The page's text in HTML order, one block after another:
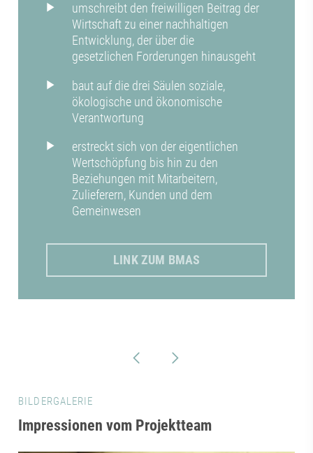
umschreibt den freiwilligen Beitrag der
Wirtschaft zu einer nachhaltigen
Entwicklung, der über die
gesetzlichen Forderungen hinausgeht
baut auf die drei Säulen soziale,
ökologische und ökonomische
Verantwortung
erstreckt sich von der eigentlichen
Wertschöpfung bis hin zu den
Beziehungen mit Mitarbeitern,
Zulieferern, Kunden und dem
Gemeinwesen
LINK ZUM BMAS
BILDERGALERIE
Impressionen vom Projektteam